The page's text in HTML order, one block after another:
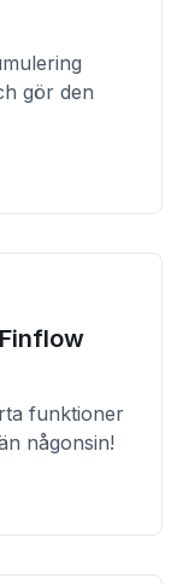
gör den
funktioner
någonsin!